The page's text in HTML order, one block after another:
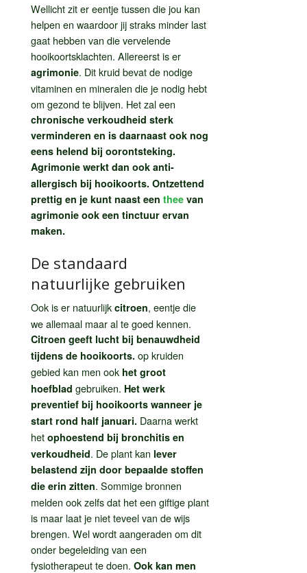
Wellicht zit er eentje tussen die jou kan
helpen en waardoor jij straks minder last
gaat hebben van die vervelende
hooikoortsklachten. Allereerst is er
agrimonie. Dit kruid bevat de nodige
vitaminen en mineralen die je nodig hebt
om gezond te blijven. Het zal een
chronische verkoudheid sterk
verminderen en is daarnaast ook nog
eens helend bij oorontsteking.
Agrimonie werkt dan ook anti-
allergisch bij hooikoorts. Ontzettend
prettig en je kunt naast een thee van
agrimonie ook een tinctuur ervan
maken.
De standaard
natuurlijke gebruiken
Ook is er natuurlijk citroen, eentje die
we allemaal maar al te goed kennen.
Citroen geeft lucht bij benauwdheid
tijdens de hooikoorts. op kruiden
gebied kan men ook het groot
hoefblad gebruiken. Het werk
preventief bij hooikoorts wanneer je
start rond half januari. Daarna werkt
het ophoestend bij bronchitis en
verkoudheid. De plant kan lever
belastend zijn door bepaalde stoffen
die erin zitten. Sommige bronnen
melden ook zelfs dat het een giftige plant
is maar laat je niet teveel van de wijs
brengen. Wel wordt aangeraden om dit
onder begeleiding van een
fysiotherapeut te doen. Ook kan men